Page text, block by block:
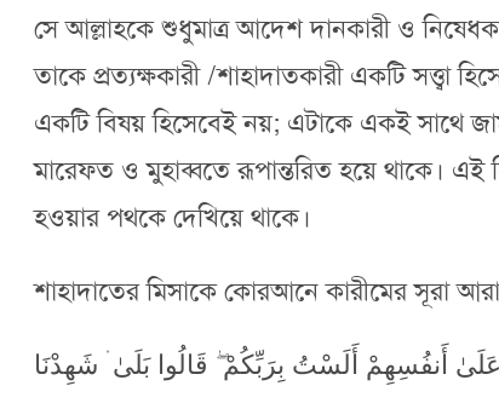
সে আল্লাহকে শুধুমাত্র আদেশ দানকারী ও
তাকে প্রত্যক্ষকারী /শাহাদাতকারী একটি
একটি বিষয় হিসেবেই নয়; এটাকে একই সাথে
মারেফত ও মুহাব্বতে রূপান্তরিত হয়ে থাকে।
হওয়ার পথকে দেখিয়ে থাকে।
শাহাদাতের মিসাকে কোরআনে কারীমের সূরা
أَنفُسِهِمْ أَلَسْتُ بِرَبِّكُمْ ۖ قَالُوا بَلَىٰ ۛ شَهِدْنَا